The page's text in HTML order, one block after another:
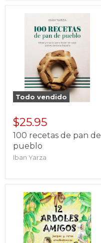
Todo vendido
$25.95
100 recetas de pan de
pueblo
Iban Yarza